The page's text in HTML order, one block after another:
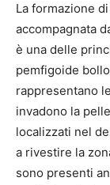
La formazione
accompagnata
è una delle
pemfigoide
rappresentano
invadono la
localizzati nel
a rivestire la
sono presenti